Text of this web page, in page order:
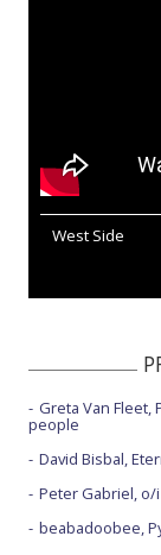
West Side
Greta Van Fleet,
people
David Bisbal,
Peter Gabriel, o/i
beabadoobee,